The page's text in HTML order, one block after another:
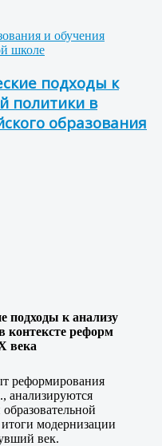
и обучения
школе
подходы к
политики в
образования
подходы к анализу
контексте реформ
века
реформирования
анализируются
модернизации
век.